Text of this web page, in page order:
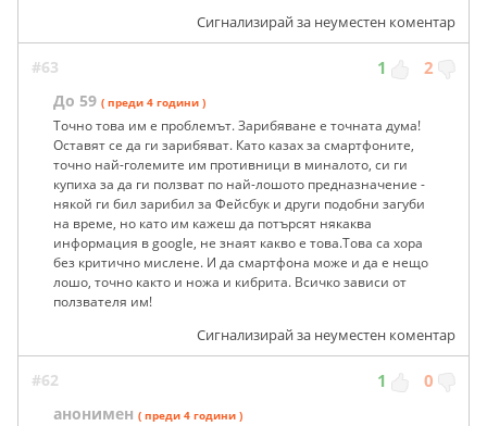
Сигнализирай за неуместен коментар
#63 1 2
До 59 ( преди 4 години )
Точно това им е проблемът. Зарибяване е точната дума!
Оставят се да ги зарибяват. Като казах за смартфоните,
точно най-големите им противници в миналото, си ги
купиха за да ги ползват по най-лошото предназначение -
някой ги бил зарибил за Фейсбук и други подобни загуби
на време, но като им кажеш да потърсят някаква
информация в google, не знаят какво е това.Това са хора
без критично мислене. И да смартфона може и да е нещо
лошо, точно както и ножа и кибрита. Всичко зависи от
ползвателя им!
Сигнализирай за неуместен коментар
#62 1 0
анонимен ( преди 4 години )